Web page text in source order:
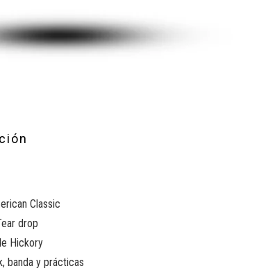
Classic
drop
Hickory
banda y prácticas